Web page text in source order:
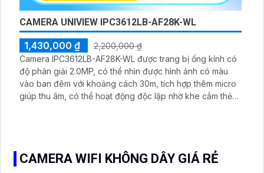
CAMERA UNIVIEW IPC3612LB-AF28K-WL
1,430,000 ₫
2,200,000 ₫
Camera IPC3612LB-AF28K-WL được trang bị ống kính có
độ phân giải 2.0MP, có thể nhìn được hình ảnh có màu
vào ban đêm với khoảng cách 30m, tích hợp thêm micro
giúp thu âm, có thể hoạt động độc lập nhờ khe cắm thẻ
CAMERA WIFI KHÔNG DÂY GIÁ RẺ